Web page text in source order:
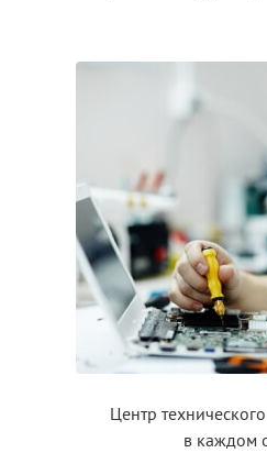
Центр
в каждом